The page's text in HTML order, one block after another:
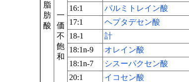
脂
肪
酸
一
価
不
飽
和
16:1
パルミトレイン酸
17:1
ヘプタデセン酸
18-1
計
18:1n-9
オレイン酸
18:1n-7
シスーパクセン酸
20:1
イコセン酸